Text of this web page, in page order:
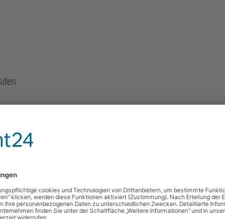
Sonstige Räume und Orte
Gottesdienste
https://landing.churchdesk.com/de/e/